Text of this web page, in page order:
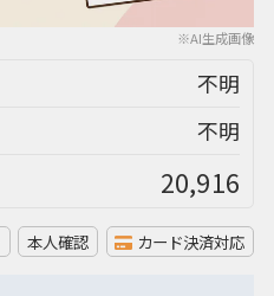
※AI生成画像
不明
不明
20,916
本人確認 カード決済対応